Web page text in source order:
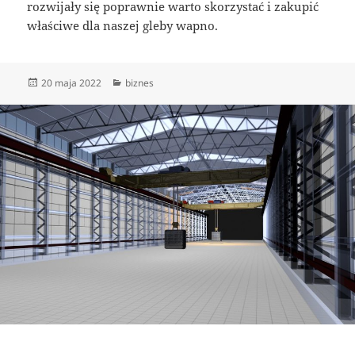
rozwijały się poprawnie warto skorzystać i zakupić
właściwe dla naszej gleby wapno.
Data
20 maja 2022 Kategorie
biznes